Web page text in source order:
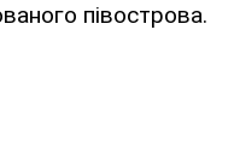
півострова.